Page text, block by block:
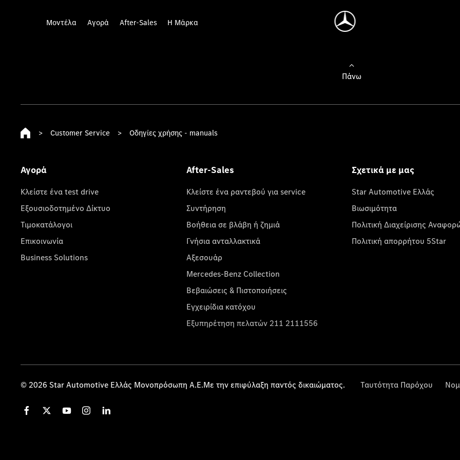
Μοντέλα Αγορά After-Sales Η Μάρκα
Πάνω
> Customer Service > Οδηγίες χρήσης - manuals
Αγορά
Κλείστε ένα test drive
Εξουσιοδοτημένο Δίκτυο
Τιμοκατάλογοι
Επικοινωνία
Business Solutions
After-Sales
Κλείστε ένα ραντεβού για service
Συντήρηση
Βοήθεια σε βλάβη ή ζημιά
Γνήσια ανταλλακτικά
Αξεσουάρ
Mercedes-Benz Collection
Βεβαιώσεις & Πιστοποιήσεις
Εγχειρίδια κατόχου
Εξυπηρέτηση πελατών 211 2111556
Σχετικά με μας
Star Automotive Ελλάς
Βιωσιμότητα
Πολιτική Διαχείρισης
Πολιτική απορρήτου 5Star
© 2026 Star Automotive Ελλάς Μονοπρόσωπη Α.Ε.Με την επιφύλαξη παντός δικαιώματος. Ταυτότητα Παρόχου